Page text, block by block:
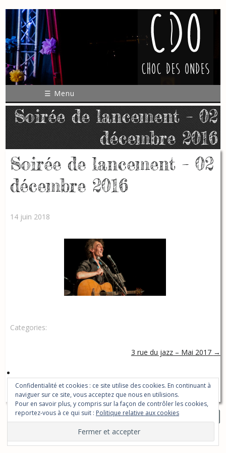
☰ Menu
Soirée de lancement – 02
décembre 2016
Soirée de lancement – 02
décembre 2016
14 juin 2018
Categories:
3 rue du jazz – Mai 2017 →
Confidentialité et cookies : ce site utilise des cookies. En continuant à
naviguer sur ce site, vous acceptez que nous en utilisions.
Pour en savoir plus, y compris sur la façon de contrôler les cookies,
reportez-vous à ce qui suit : Politique relative aux cookies